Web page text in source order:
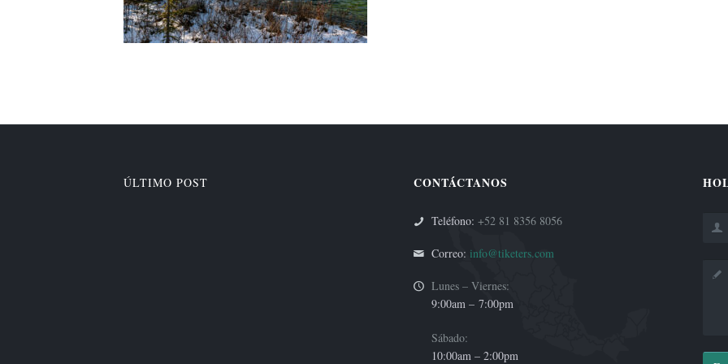
ÚLTIMO POST CONTÁCTANOS
Teléfono: +52 81 8356 8056
Correo: info@tiketers.com
Lunes – Viernes:
9:00am –7:00pm
Sábado:
10:00am – 2:00pm